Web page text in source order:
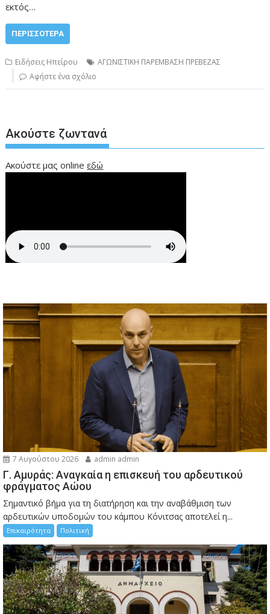
εκτός…
ΠΕΡΙΣΣΌΤΕΡΑ
Ειδήσεις Ηπείρου
ΑΓΩΝΙΣΤΙΚΗ ΠΑΡΕΜΒΑΣΗ ΠΡΕΒΕΖΑΣ
Αφήστε ένα σχόλιο
Ακούστε ζωντανά
Ακούστε μας onlineεδώ
7 Αυγούστου 2026 admin admin
Γ. Αμυράς: Αναγκαία η επισκευή του αρδευτικού
φράγματος Αώου
Σημαντικό βήμα για τη διατήρηση και την αναβάθμιση των
αρδευτικών υποδομών του κάμπου Κόνιτσας αποτελεί η...
Επικαιρότητα Πολιτική